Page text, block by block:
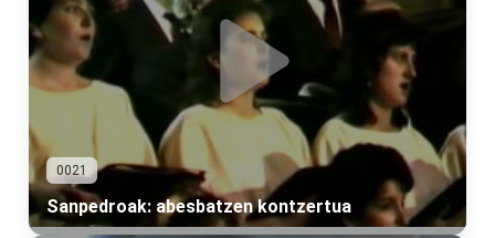
0021
Sanpedroak: abesbatzen kontzertua